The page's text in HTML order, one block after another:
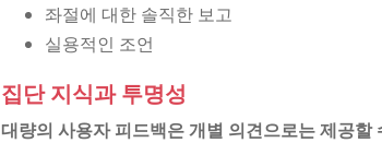
좌절에 대한 솔직한 보고
실용적인 조언
집단 지식과 투명성
대량의 사용자 피드백은 개별 의견으로는 제공할